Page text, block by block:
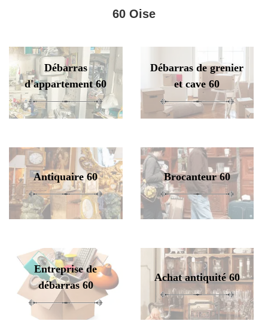
60 Oise
Débarras
d'appartement 60
Débarras de grenier
et cave 60
Antiquaire 60 Brocanteur 60
Entreprise de
débarras 60
Achat antiquité 60